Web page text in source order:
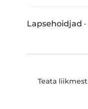
Lapsehoidjad ·
Teata liikmest